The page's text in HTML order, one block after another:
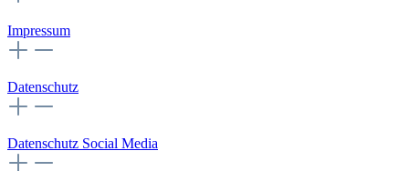
Impressum
Datenschutz
Datenschutz Social Media